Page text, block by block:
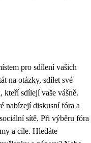
pro sdílení vašich
na otázky, sdílet své
kteří sdílejí vaše vášně.
nabízejí diskusní fóra a
sítě. Při výběru fóra
a cíle. Hledáte